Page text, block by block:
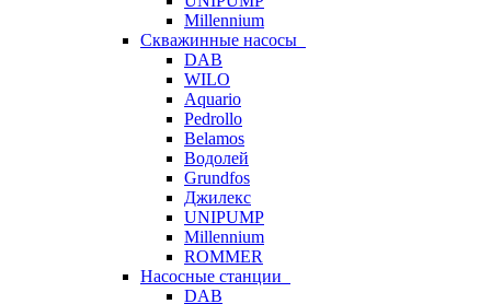
Millennium
Скважинные насосы
DAB
WILO
Aquario
Pedrollo
Belamos
Водолей
Grundfos
Джилекс
UNIPUMP
Millennium
ROMMER
Насосные станции
DAB